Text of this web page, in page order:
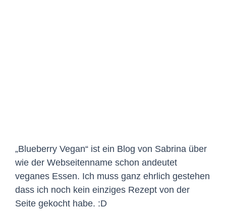
„Blueberry Vegan“ ist ein Blog von Sabrina über
wie der Webseitenname schon andeutet
veganes Essen. Ich muss ganz ehrlich gestehen
dass ich noch kein einziges Rezept von der
Seite gekocht habe. :D